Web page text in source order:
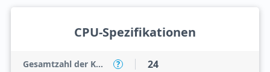
CPU-Spezifikationen
Gesamtzahl der Kerne ? 24